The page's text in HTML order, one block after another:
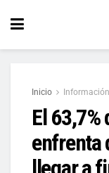
Inicio
El
enfrenta